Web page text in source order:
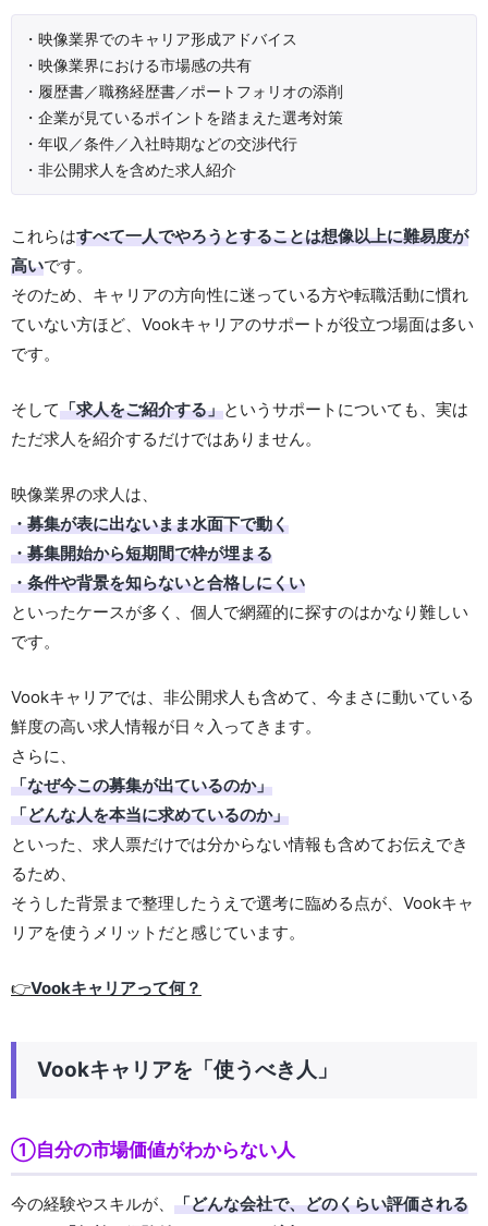
・映像業界でのキャリア形成アドバイス
・映像業界における市場感の共有
・履歴書／職務経歴書／ポートフォリオの添削
・企業が見ているポイントを踏まえた選考対策
・年収／条件／入社時期などの交渉代行
・非公開求人を含めた求人紹介
これらはすべて一人でやろうとすることは想像以上に難易度が
高いです。
そのため、キャリアの方向性に迷っている方や転職活動に慣れ
ていない方ほど、Vookキャリアのサポートが役立つ場面は多い
です。
そして「求人をご紹介する」というサポートについても、実は
ただ求人を紹介するだけではありません。
映像業界の求人は、
・募集が表に出ないまま水面下で動く
・募集開始から短期間で枠が埋まる
・条件や背景を知らないと合格しにくい
といったケースが多く、個人で網羅的に探すのはかなり難しい
です。
Vookキャリアでは、非公開求人も含めて、今まさに動いている
鮮度の高い求人情報が日々入ってきます。
さらに、
「なぜ今この募集が出ているのか」
「どんな人を本当に求めているのか」
といった、求人票だけでは分からない情報も含めてお伝えでき
るため、
そうした背景まで整理したうえで選考に臨める点が、Vookキャ
リアを使うメリットだと感じています。
👉Vookキャリアって何？
Vookキャリアを「使うべき人」
①自分の市場価値がわからない人
今の経験やスキルが、 「どんな会社で、どのくらい評価される